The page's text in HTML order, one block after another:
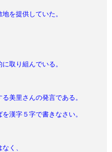
を提供していた。
取り組んでいる。
美里さんの発言である。
５字で書きなさい。
く、